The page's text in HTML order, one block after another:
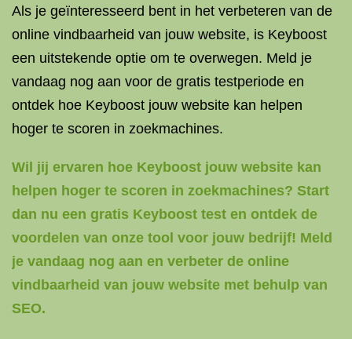
Als je geïnteresseerd bent in het verbeteren van de
online vindbaarheid van jouw website, is Keyboost
een uitstekende optie om te overwegen. Meld je
vandaag nog aan voor de gratis testperiode en
ontdek hoe Keyboost jouw website kan helpen
hoger te scoren in zoekmachines.
Wil jij ervaren hoe Keyboost jouw website kan
helpen hoger te scoren in zoekmachines? Start
dan nu een gratis Keyboost test en ontdek de
voordelen van onze tool voor jouw bedrijf! Meld
je vandaag nog aan en verbeter de online
vindbaarheid van jouw website met behulp van
SEO.